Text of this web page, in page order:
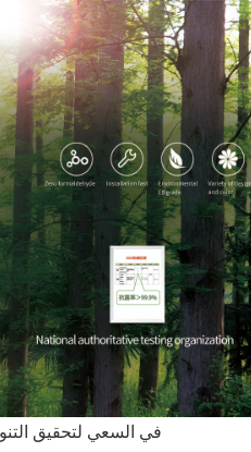
في السعي لتحقيق